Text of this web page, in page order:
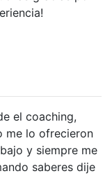
el coaching,
me lo ofrecieron
y siempre me
saberes dije